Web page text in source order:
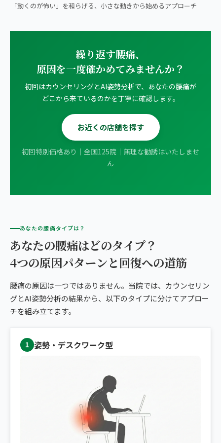
「動くのが怖い」を和らげる、小さな動きから始めるアプローチ
繰り返す腰痛、
原因を一度確かめてみませんか？
初回はカウンセリングとAI姿勢分析で、あなたの腰痛が
どこから来ているのかを丁寧に確認します。
お近くの店舗を探す
初回特別価格あり｜全国125院｜無理な勧誘はいたしませ
ん
あなたの腰痛タイプは？
あなたの腰痛はどのタイプ？
4つの原因パターンと回復への道筋
腰痛の原因は一つではありません。当院では、カウンセリン
グとAI姿勢分析の結果から、以下のタイプに分けてアプロー
チを組み立てます。
1 姿勢・デスクワーク型